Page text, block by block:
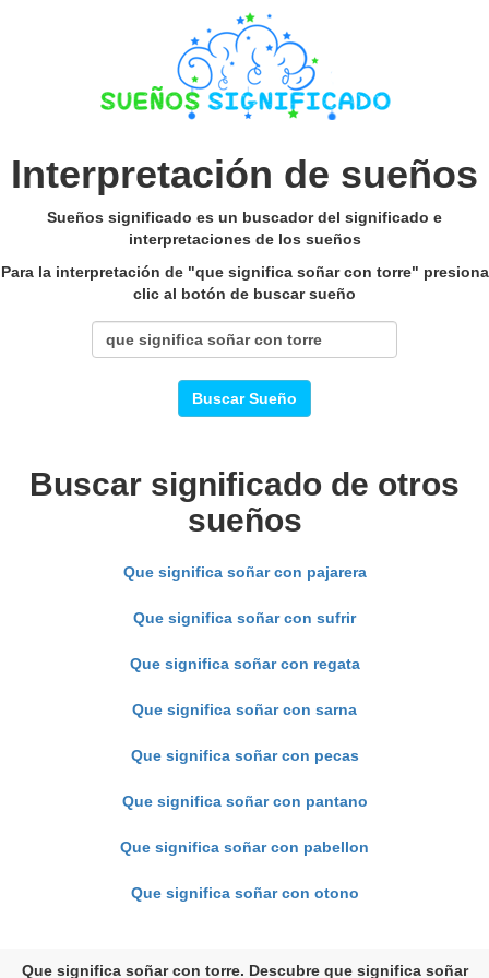
Interpretación de sueños
Sueños significado es un buscador del significado e
interpretaciones de los sueños
Para la interpretación de "que significa soñar con torre" presiona
clic al botón de buscar sueño
Buscar Sueño
Buscar significado de otros
sueños
Que significa soñar con pajarera
Que significa soñar con sufrir
Que significa soñar con regata
Que significa soñar con sarna
Que significa soñar con pecas
Que significa soñar con pantano
Que significa soñar con pabellon
Que significa soñar con otono
Que significa soñar con torre. Descubre que significa soñar